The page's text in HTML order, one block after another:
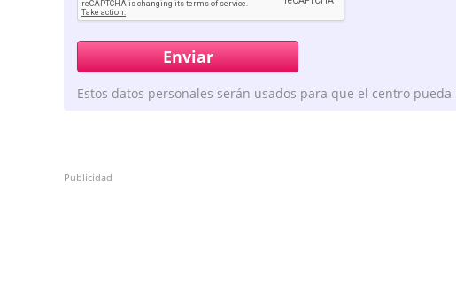
Estos datos personales serán usados para que el centro
Publicidad